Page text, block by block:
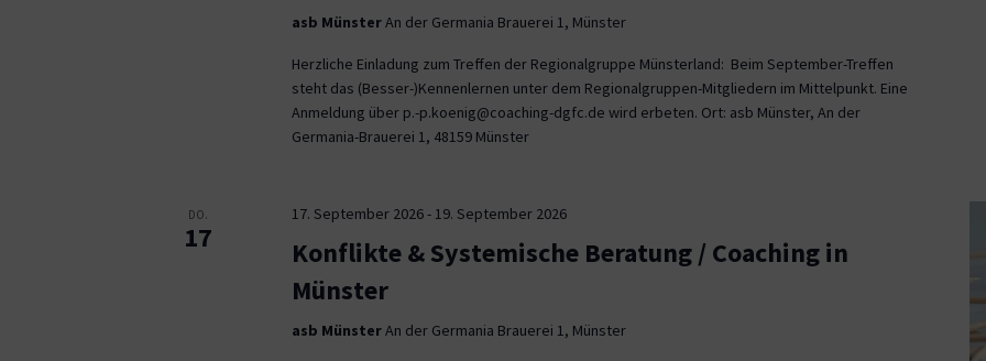
asb MünsterAn der Germania Brauerei 1, Münster
Herzliche Einladung zum Treffen der Regionalgruppe Münsterland: Beim September-Treffen
steht das (Besser-)Kennenlernen unter dem Regionalgruppen-Mitgliedern im Mittelpunkt. Eine
Anmeldung über p.-p.koenig@coaching-dgfc.de wird erbeten. Ort: asb Münster, An der
Germania-Brauerei 1, 48159 Münster
DO.
17
17. September 2026- 19. September 2026
Konflikte & Systemische Beratung / Coaching in
Münster
asb MünsterAn der Germania Brauerei 1, Münster